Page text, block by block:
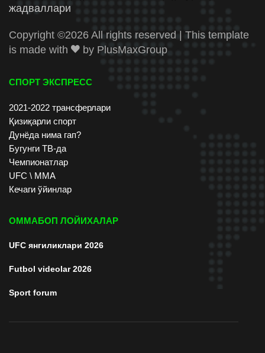
жадваллари
Copyright ©2026 All rights reserved | This template
is made with
by PlusMaxGroup
СПОРТ ЭКСПРЕСС
2021-2022 трансферлари
Қизиқарли спорт
Дунёда нима гап?
Бугунги ТВ-да
Чемпионатлар
UFC \ ММА
Кечаги ўйинлар
ОММАБОП ЛОЙИХАЛАР
UFC янгиликлари 2026
Futbol videolar 2026
Sport forum